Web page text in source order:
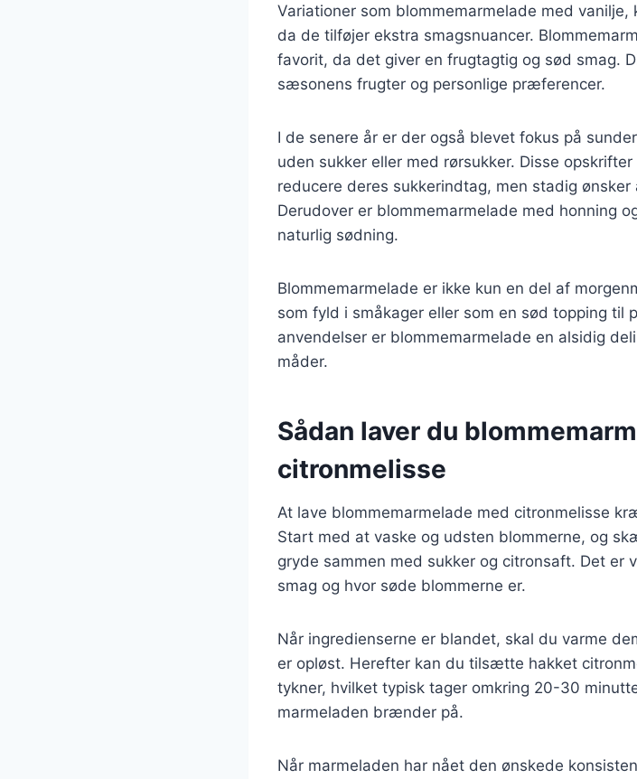
Variationer som blommemarmelade med
da de tilføjer ekstra smagsnuancer.
favorit, da det giver en frugtagtig og sød smag.
sæsonens frugter og personlige præferencer.
I de senere år er der også blevet fokus på
uden sukker eller med rørsukker. Disse
reducere deres sukkerindtag, men stadig
Derudover er blommemarmelade med honning
naturlig sødning.
Blommemarmelade er ikke kun en del af
som fyld i småkager eller som en sød topping til
anvendelser er blommemarmelade en alsidig
måder.
Sådan laver du
citronmelisse
At lave blommemarmelade med citronmelisse
Start med at vaske og udsten blommerne, og
gryde sammen med sukker og citronsaft. Det
smag og hvor søde blommerne er.
Når ingredienserne er blandet, skal du varme
er opløst. Herefter kan du tilsætte hakket
tykner, hvilket typisk tager omkring 20-30
marmeladen brænder på.
Når marmeladen har nået den ønskede